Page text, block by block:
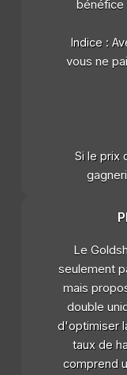
bénéfice
Indice :
vous ne
Si le prix
Le
seulement
mais
double
d'optimiser
taux de
comprend